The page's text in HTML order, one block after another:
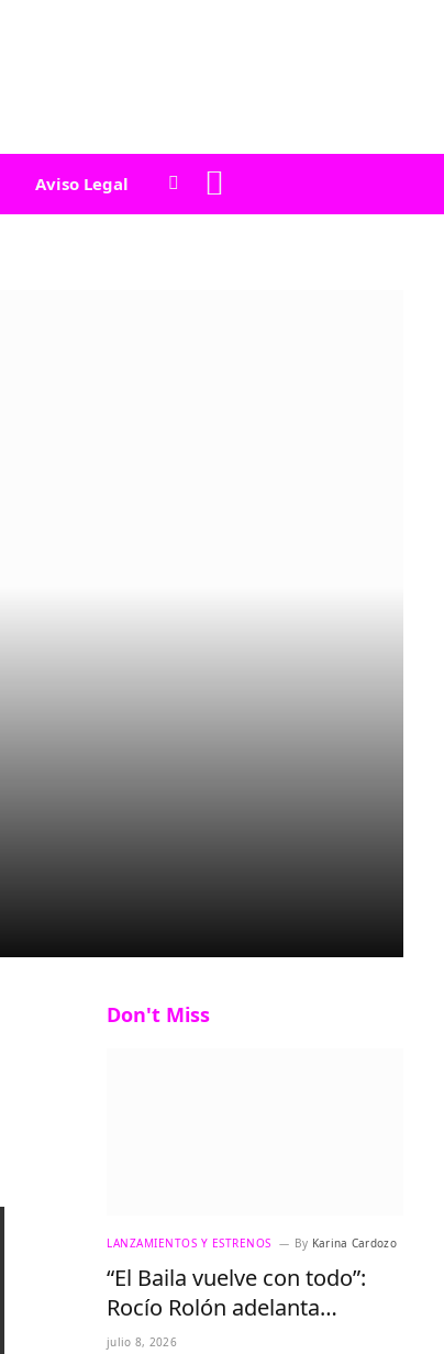
Aviso Legal
Don't Miss
LANZAMIENTOS Y ESTRENOS By Karina Cardozo
“El Baila vuelve con todo”:
Rocío Rolón adelanta
detalles del regreso más
julio 8, 2026